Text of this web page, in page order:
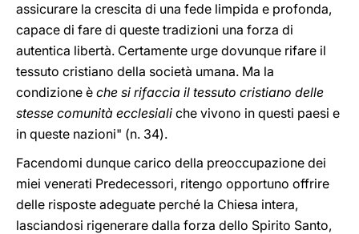
assicurare la crescita di una fede limpida e profonda,
capace di fare di queste tradizioni una forza di
autentica libertà. Certamente urge dovunque rifare il
tessuto cristiano della società umana. Ma la
condizione è che si rifaccia il tessuto cristiano delle
stesse comunità ecclesiali che vivono in questi paesi e
in queste nazioni" (n. 34).
Facendomi dunque carico della preoccupazione dei
miei venerati Predecessori, ritengo opportuno offrire
delle risposte adeguate perché la Chiesa intera,
lasciandosi rigenerare dalla forza dello Spirito Santo,